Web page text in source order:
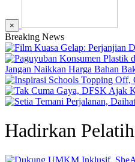
×
Breaking News
Jangan Naikkan Harga Bahan
Hadirkan